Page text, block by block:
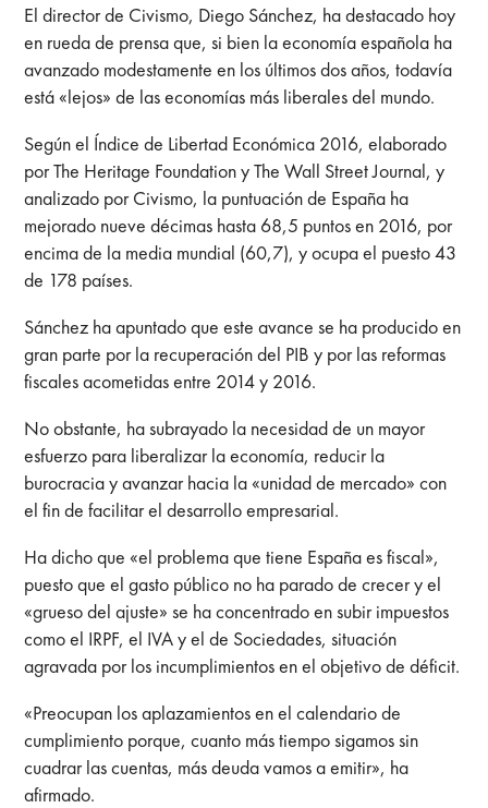
El director de Civismo, Diego Sánchez, ha destacado hoy
en rueda de prensa que, si bien la economía española ha
avanzado modestamente en los últimos dos años, todavía
está «lejos» de las economías más liberales del mundo.
Según el Índice de Libertad Económica 2016, elaborado
por The Heritage Foundation y The Wall Street Journal, y
analizado por Civismo, la puntuación de España ha
mejorado nueve décimas hasta 68,5 puntos en 2016, por
encima de la media mundial (60,7), y ocupa el puesto 43
de 178 países.
Sánchez ha apuntado que este avance se ha producido en
gran parte por la recuperación del PIB y por las reformas
fiscales acometidas entre 2014 y 2016.
No obstante, ha subrayado la necesidad de un mayor
esfuerzo para liberalizar la economía, reducir la
burocracia y avanzar hacia la «unidad de mercado» con
el fin de facilitar el desarrollo empresarial.
Ha dicho que «el problema que tiene España es fiscal»,
puesto que el gasto público no ha parado de crecer y el
«grueso del ajuste» se ha concentrado en subir impuestos
como el IRPF, el IVA y el de Sociedades, situación
agravada por los incumplimientos en el objetivo de déficit.
«Preocupan los aplazamientos en el calendario de
cumplimiento porque, cuanto más tiempo sigamos sin
cuadrar las cuentas, más deuda vamos a emitir», ha
afirmado.